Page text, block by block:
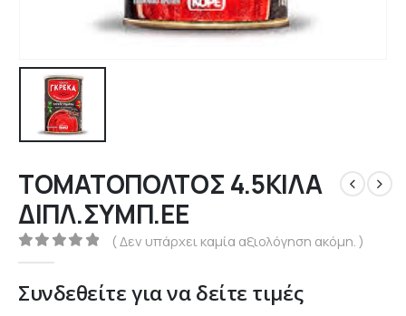
ΤΟΜΑΤΟΠΟΛΤΟΣ 4.5ΚΙΛΑ
ΔΙΠΛ.ΣΥΜΠ.ΕΕ
0out of 5
( Δεν υπάρχει καμία αξιολόγηση ακόμη. )
Συνδεθείτε για να δείτε τιμές